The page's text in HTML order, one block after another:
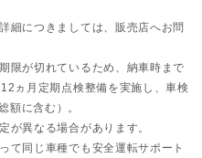
細につきましては、販売店へお問
限が切れているため、納車時まで
ヵ月定期点検整備を実施し、車検
額に含む）。
が異なる場合があります。
て同じ車種でも安全運転サポート